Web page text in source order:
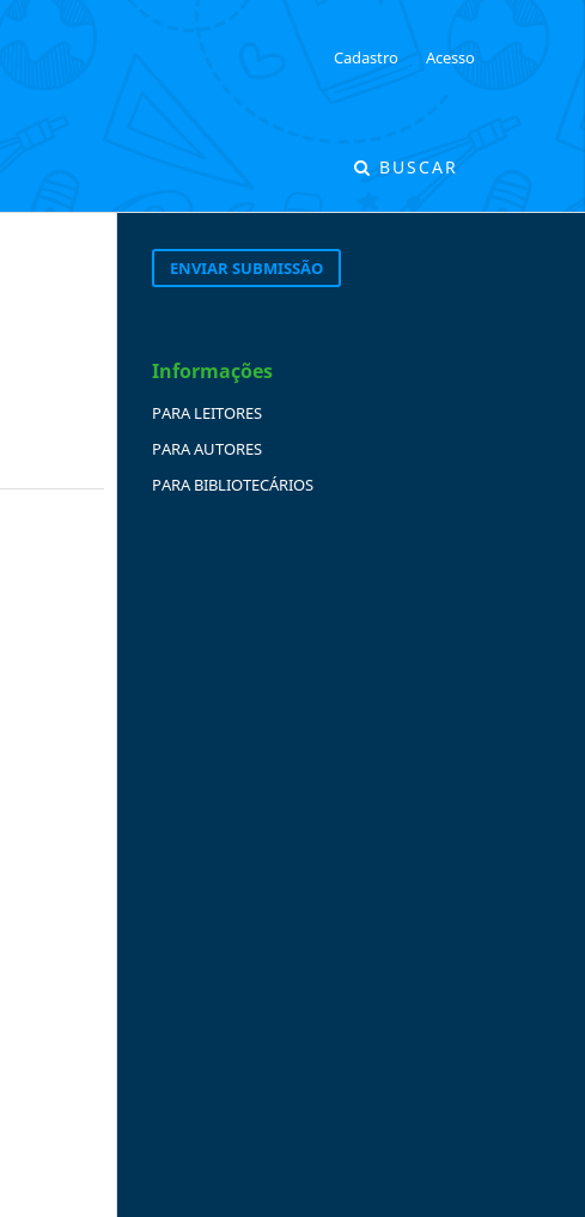
BUSCAR
Cadastro Acesso
ENVIAR SUBMISSÃO
Informações
PARA LEITORES
PARA AUTORES
PARA BIBLIOTECÁRIOS